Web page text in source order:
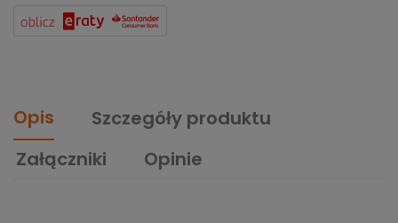
Opis
Szczegóły produktu
Załączniki
Opinie